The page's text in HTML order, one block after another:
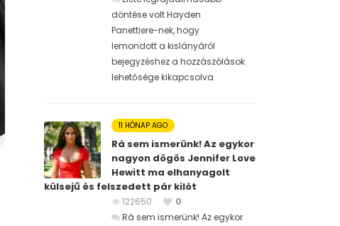
döntése volt Hayden
Panettiere-nek, hogy
lemondott a kislányáról
bejegyzéshez a hozzászólások
lehetősége kikapcsolva
11 HÓNAP AGO
Rá sem ismerünk! Az egykor
nagyon dögös Jennifer Love
Hewitt ma elhanyagolt
külsejű és felszedett pár kilót
122650
0
Rá sem ismerünk! Az egykor